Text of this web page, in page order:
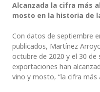
Alcanzada la cifra más
mosto en la historia de
Con datos de septiembre
publicados, Martínez
octubre de 2020 y el 30 de
exportaciones han
vino y mosto, “la cifra más